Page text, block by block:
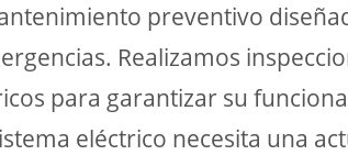
preventivo
Realizamos
para garantizar su
eléctrico necesita una